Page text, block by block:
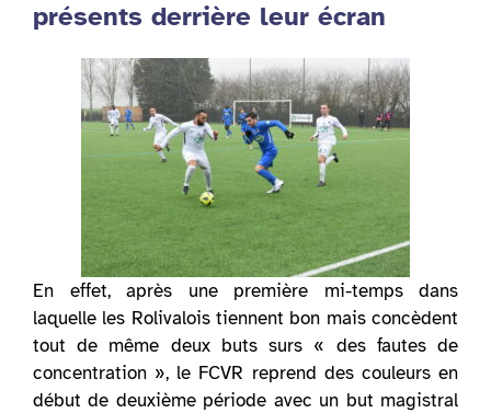
présents derrière leur écran
En effet, après une première mi-temps dans
laquelle les Rolivalois tiennent bon mais concèdent
tout de même deux buts surs « des fautes de
concentration », le FCVR reprend des couleurs en
début de deuxième période avec un but magistral